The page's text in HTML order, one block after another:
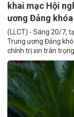
khai mạc Hội
ương Đảng khóa
(LLCT) - Sáng 20/7,
Trung ương Đảng
chính trị xin trân